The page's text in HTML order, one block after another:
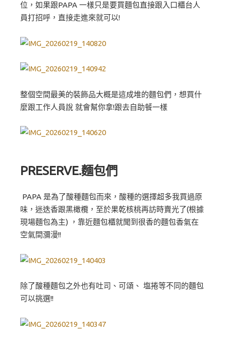
位，如果跟PAPA 一樣只是要買麵包直接跟入口櫃台人
員打招呼，直接走進來就可以!
整個空間最美的裝飾品大概是這成堆的麵包們，想買什
麼跟工作人員說 就會幫你拿!跟去自助餐一樣
PRESERVE.麵包們
PAPA 是為了酸種麵包而來，酸種的選擇超多我買過原
味，迷迭香跟黑橄欖，至於果乾核桃再訪時賣光了(根據
現場麵包為主) ，靠近麵包櫃就聞到很香的麵包香氣在
空氣間瀰漫!!
除了酸種麵包之外也有吐司、可頌、 塩捲等不同的麵包
可以挑選!!